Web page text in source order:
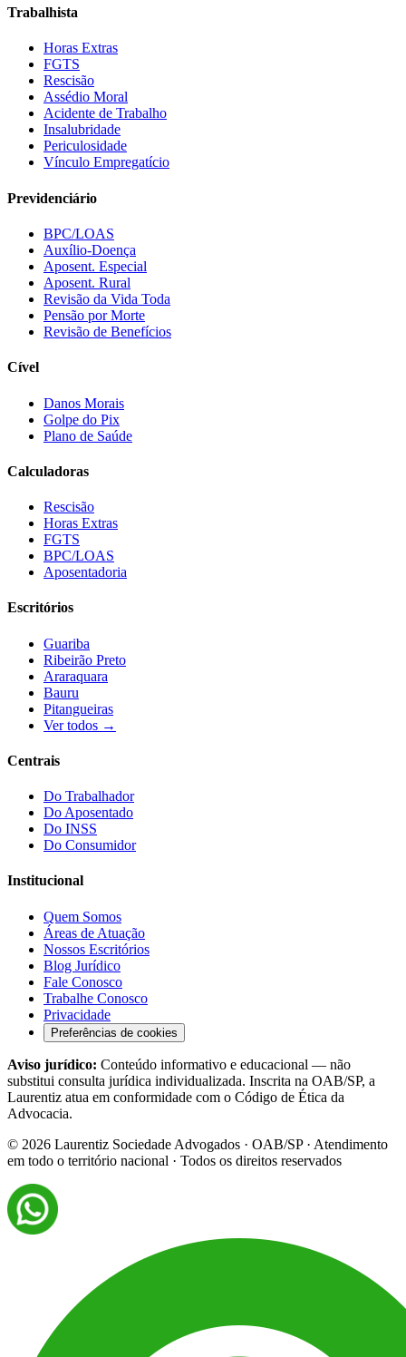
Trabalhista
Horas Extras
FGTS
Rescisão
Assédio Moral
Acidente de Trabalho
Insalubridade
Periculosidade
Vínculo Empregatício
Previdenciário
BPC/LOAS
Auxílio-Doença
Aposent. Especial
Aposent. Rural
Revisão da Vida Toda
Pensão por Morte
Revisão de Benefícios
Cível
Danos Morais
Golpe do Pix
Plano de Saúde
Calculadoras
Rescisão
Horas Extras
FGTS
BPC/LOAS
Aposentadoria
Escritórios
Guariba
Ribeirão Preto
Araraquara
Bauru
Pitangueiras
Ver todos →
Centrais
Do Trabalhador
Do Aposentado
Do INSS
Do Consumidor
Institucional
Quem Somos
Áreas de Atuação
Nossos Escritórios
Blog Jurídico
Fale Conosco
Trabalhe Conosco
Privacidade
Preferências de cookies
Aviso jurídico: Conteúdo informativo e educacional — não
substitui consulta jurídica individualizada. Inscrita na OAB/SP, a
Laurentiz atua em conformidade com o Código de Ética da
Advocacia.
© 2026 Laurentiz Sociedade Advogados · OAB/SP · Atendimento
em todo o território nacional · Todos os direitos reservados